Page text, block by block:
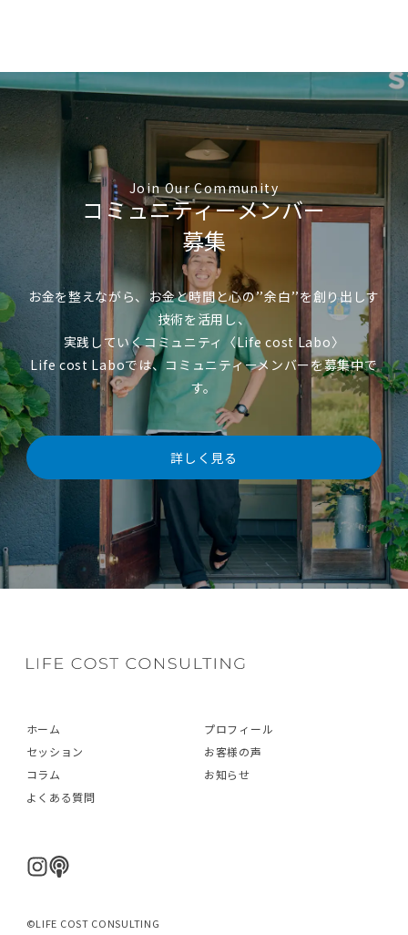
Join Our Community
コミュニティーメンバー
募集
お金を整えながら、お金と時間と心の’’余白’’を創り出しす
技術を活用し、
実践していくコミュニティ〈Life cost Labo〉
Life cost Laboでは、コミュニティーメンバーを募集中で
す。
詳しく見る
ホーム
プロフィール
セッション
お客様の声
コラム
お知らせ
よくある質問
©LIFE COST CONSULTING